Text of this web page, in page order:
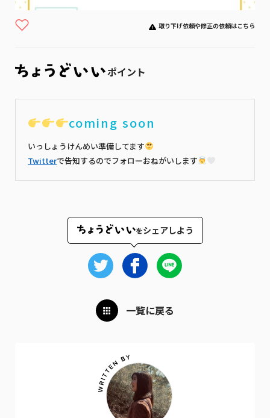
取り下げ依頼や修正の依頼はこちら
ポイント
coming soon
いっしょうけんめい準備してます
Twitterで告知するのでフォローおねがいします
をシェアしよう
一覧に戻る